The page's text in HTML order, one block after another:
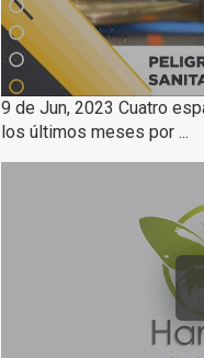
9 de Jun, 2023 Cuatro
los últimos meses por ...